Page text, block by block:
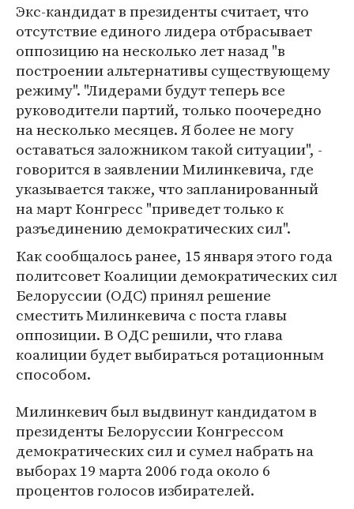
Экс-кандидат в президенты считает, что
отсутствие единого лидера отбрасывает
оппозицию на несколько лет назад "в
построении альтернативы существующему
режиму". "Лидерами будут теперь все
руководители партий, только поочередно
на несколько месяцев. Я более не могу
оставаться заложником такой ситуации", -
говорится в заявлении Милинкевича, где
указывается также, что запланированный
на март Конгресс "приведет только к
разъединению демократических сил".
Как сообщалось ранее, 15 января этого года
политсовет Коалиции демократических сил
Белоруссии (ОДС) принял решение
сместить Милинкевича с поста главы
оппозиции. В ОДС решили, что глава
коалиции будет выбираться ротационным
способом.
Милинкевич был выдвинут кандидатом в
президенты Белоруссии Конгрессом
демократических сил и сумел набрать на
выборах 19 марта 2006 года около 6
процентов голосов избирателей.